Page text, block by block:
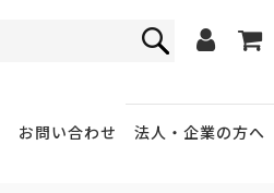
法人・企業の方へ
お問い合わせ